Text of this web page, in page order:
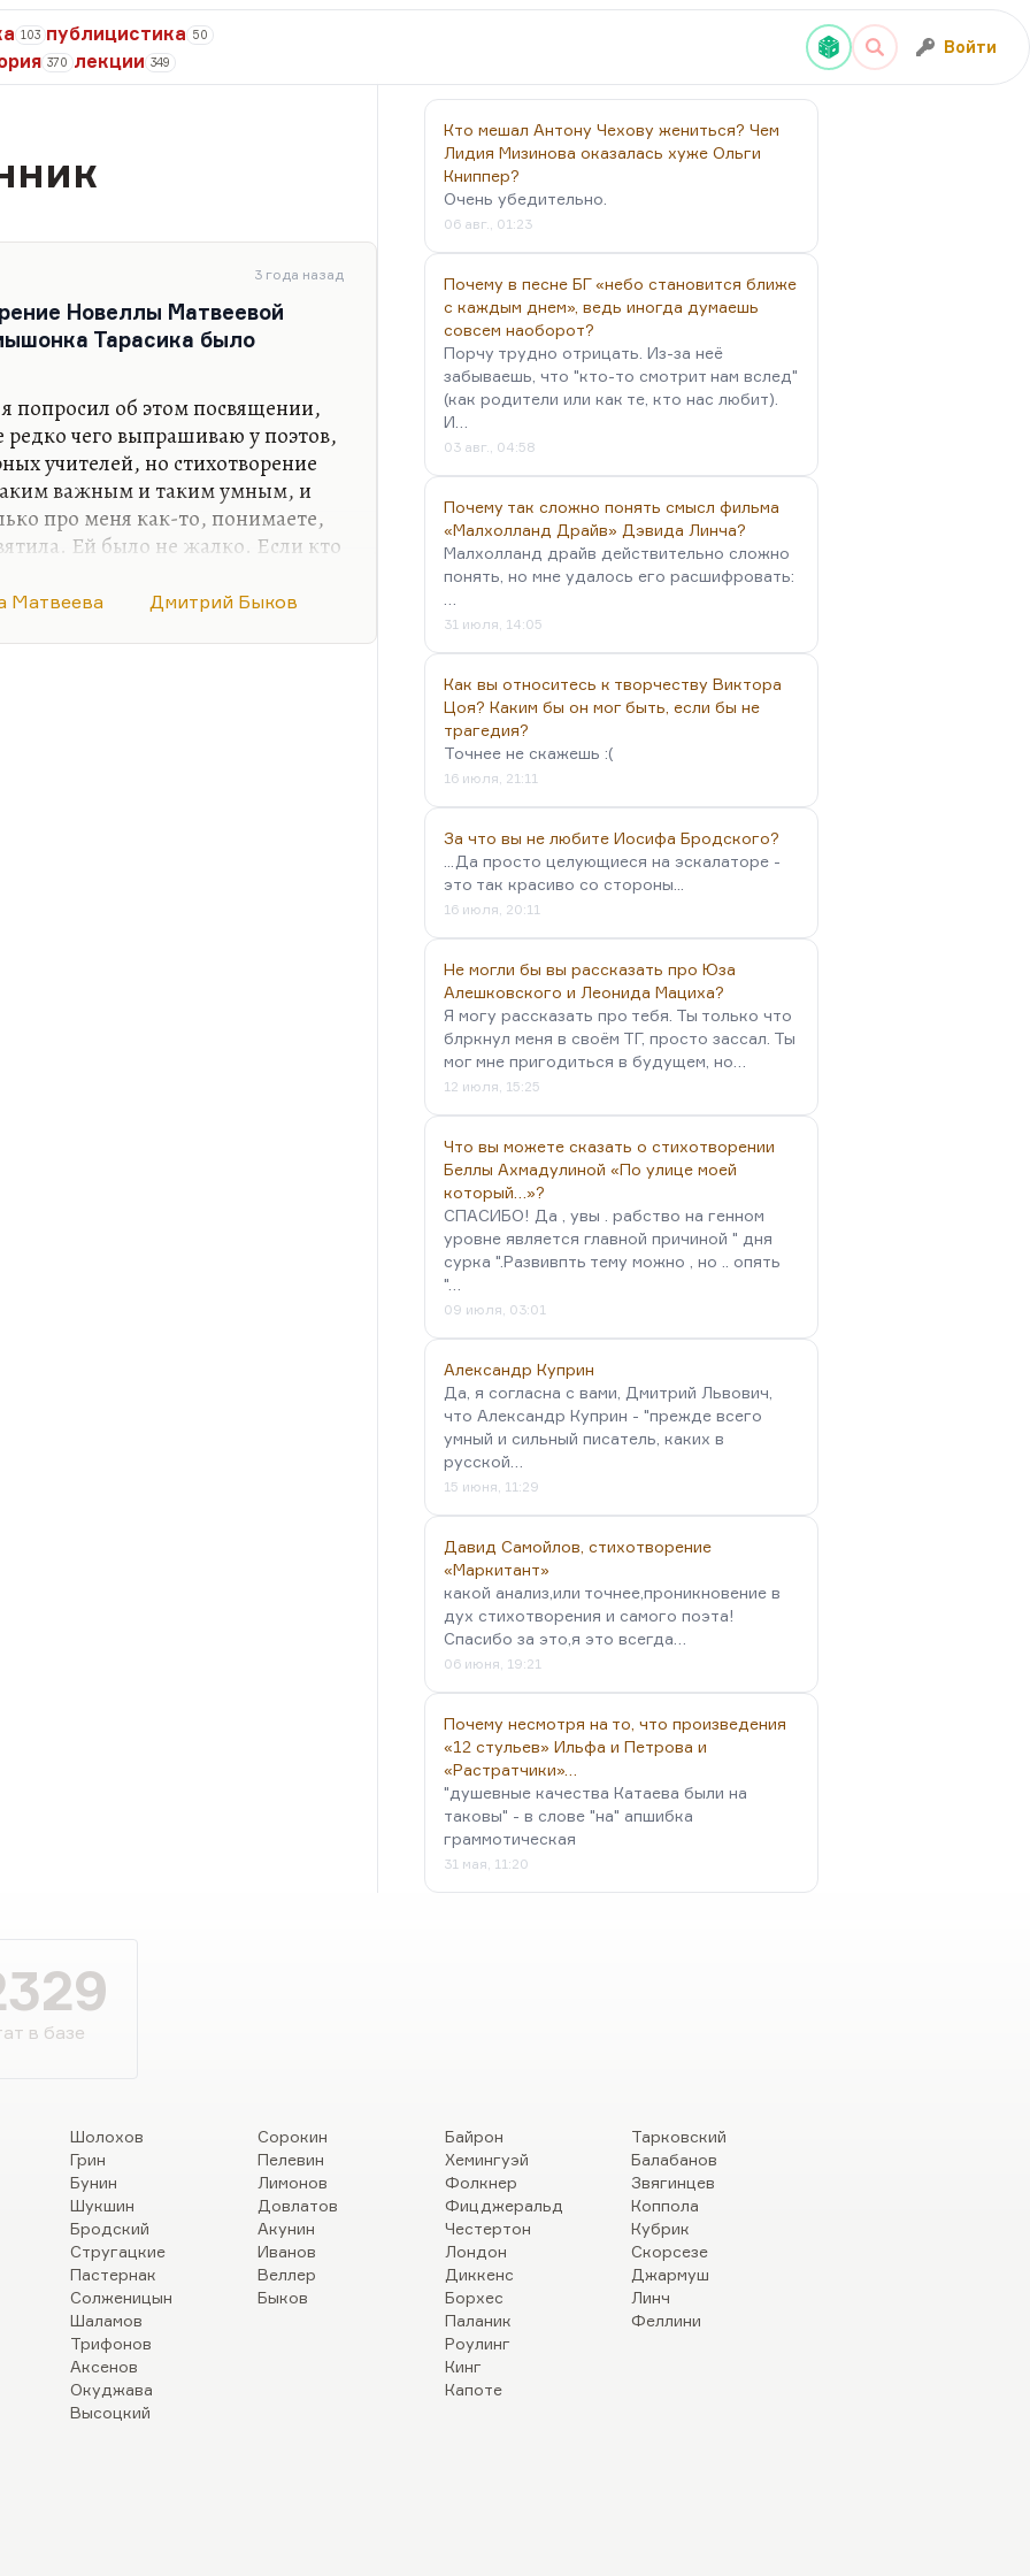
103 публицистика 50
370 лекции 349
Войти
3 года назад
Новеллы Матвеевой
Тарасика было
попросил об этом посвящении,
чего выпрашиваю у поэтов,
учителей, но стихотворение
важным и таким умным, и
про меня как-то, понимаете,
Ей было не жалко. Если кто
Матвеева Дмитрий Быков
Кто мешал Антону Чехову жениться? Чем
Лидия Мизинова оказалась хуже Ольги
Книппер?
Очень убедительно.
06 авг., 01:23
Почему в песне БГ «небо становится ближе
с каждым днем», ведь иногда думаешь
совсем наоборот?
Порчу трудно отрицать. Из-за неё
забываешь, что "кто-то смотрит нам вслед"
(как родители или как те, кто нас любит).
И…
03 авг., 04:58
Почему так сложно понять смысл фильма
«Малхолланд Драйв» Дэвида Линча?
Малхолланд драйв действительно сложно
понять, но мне удалось его расшифровать:
31 июля, 14:05
Как вы относитесь к творчеству Виктора
Цоя? Каким бы он мог быть, если бы не
трагедия?
Точнее не скажешь :(
16 июля, 21:11
За что вы не любите Иосифа Бродского?
...Да просто целующиеся на эскалаторе -
это так красиво со стороны...
16 июля, 20:11
Не могли бы вы рассказать про Юза
Алешковского и Леонида Мациха?
Я могу рассказать про тебя. Ты только что
блркнул меня в своём ТГ, просто зассал. Ты
мог мне пригодиться в будущем, но…
12 июля, 15:25
Что вы можете сказать о стихотворении
Беллы Ахмадулиной «По улице моей
который…»?
СПАСИБО! Да , увы . рабство на генном
уровне является главной причиной " дня
сурка ".Развивпть тему можно , но .. опять
"…
09 июля, 03:01
Александр Куприн
Да, я согласна с вами, Дмитрий Львович,
что Александр Куприн - "прежде всего
умный и сильный писатель, каких в
русской…
15 июня, 11:29
Давид Самойлов, стихотворение
«Маркитант»
какой анализ,или точнее,проникновение в
дух стихотворения и самого поэта!
Спасибо за это,я это всегда…
06 июня, 19:21
Почему несмотря на то, что произведения
«12 стульев» Ильфа и Петрова и
«Растратчики»…
"душевные качества Катаева были на
таковы" - в слове "на" апшибка
граммотическая
31 мая, 11:20
в базе
Шолохов
Грин
Бунин
Шукшин
Бродский
Стругацкие
Пастернак
Солженицын
Шаламов
Трифонов
Аксенов
Окуджава
Высоцкий
Сорокин
Пелевин
Лимонов
Довлатов
Акунин
Иванов
Веллер
Быков
Байрон
Хемингуэй
Фолкнер
Фицджеральд
Честертон
Лондон
Диккенс
Борхес
Паланик
Роулинг
Кинг
Капоте
Тарковский
Балабанов
Звягинцев
Коппола
Кубрик
Скорсезе
Джармуш
Линч
Феллини